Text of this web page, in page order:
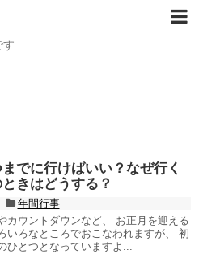
す
でに行けばいい？なぜ行く
きはどうする？
年間行事
カウントダウンなど、 お正月を迎える
いろなところでおこなわれますが、 初
ひとつとなっていますよ...